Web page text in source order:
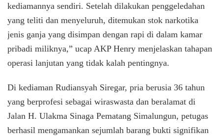
kediamannya sendiri. Setelah dilakukan penggeledahan
yang teliti dan menyeluruh, ditemukan stok narkotika
jenis ganja yang disimpan dengan rapi di dalam kamar
pribadi miliknya,” ucap AKP Henry menjelaskan tahapan
operasi lanjutan yang tidak kalah pentingnya.
Di kediaman Rudiansyah Siregar, pria berusia 36 tahun
yang berprofesi sebagai wiraswasta dan beralamat di
Jalan H. Ulakma Sinaga Pematang Simalungun, petugas
berhasil mengamankan sejumlah barang bukti signifikan